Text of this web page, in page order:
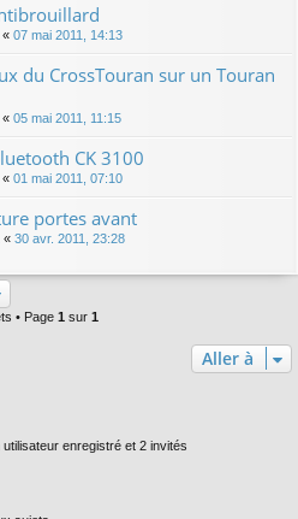
« 07 mai 2011, 14:13
du CrossTouran sur un Touran
« 05 mai 2011, 11:15
CK 3100
« 01 mai 2011, 07:10
portes avant
« 30 avr. 2011, 23:28
• Page 1 sur 1
Aller à
enregistré et 2 invités